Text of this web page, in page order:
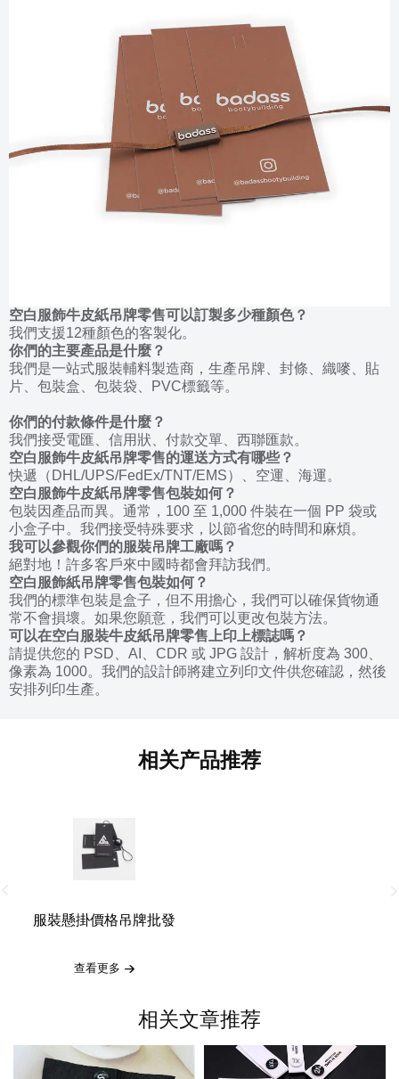
空白服飾牛皮紙吊牌零售可以訂製多少種顏色？
我們支援12種顏色的客製化。
你們的主要產品是什麼？
我們是一站式服裝輔料製造商，生產吊牌、封條、織嘜、貼
片、包裝盒、包裝袋、PVC標籤等。
你們的付款條件是什麼？
我們接受電匯、信用狀、付款交單、西聯匯款。
空白服飾牛皮紙吊牌零售的運送方式有哪些？
快遞（DHL/UPS/FedEx/TNT/EMS）、空運、海運。
空白服飾牛皮紙吊牌零售包裝如何？
包裝因產品而異。通常，100 至 1,000 件裝在一個 PP 袋或
小盒子中。我們接受特殊要求，以節省您的時間和麻煩。
我可以參觀你們的服裝吊牌工廠嗎？
絕對地！許多客戶來中國時都會拜訪我們。
空白服飾紙吊牌零售包裝如何？
我們的標準包裝是盒子，但不用擔心，我們可以確保貨物通
常不會損壞。如果您願意，我們可以更改包裝方法。
可以在空白服裝牛皮紙吊牌零售上印上標誌嗎？
請提供您的 PSD、AI、CDR 或 JPG 設計，解析度為 300、
像素為 1000。我們的設計師將建立列印文件供您確認，然後
安排列印生產。
相关产品推荐
服裝懸掛價格吊牌批發
查看更多
相关文章推荐